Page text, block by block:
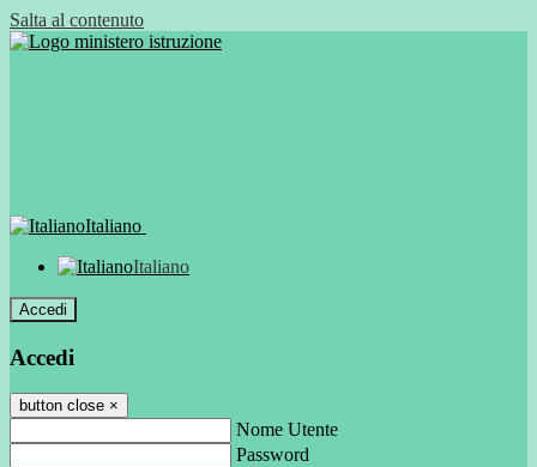
Salta al contenuto
Italiano
Italiano
Accedi
Accedi
button close ×
Nome Utente
Password